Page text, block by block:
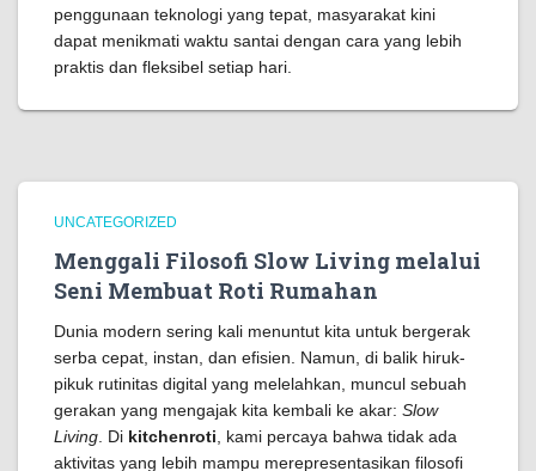
penggunaan teknologi yang tepat, masyarakat kini
dapat menikmati waktu santai dengan cara yang lebih
praktis dan fleksibel setiap hari.
UNCATEGORIZED
Menggali Filosofi Slow Living melalui
Seni Membuat Roti Rumahan
Dunia modern sering kali menuntut kita untuk bergerak
serba cepat, instan, dan efisien. Namun, di balik hiruk-
pikuk rutinitas digital yang melelahkan, muncul sebuah
gerakan yang mengajak kita kembali ke akar: Slow
Living . Di kitchenroti , kami percaya bahwa tidak ada
aktivitas yang lebih mampu merepresentasikan filosofi